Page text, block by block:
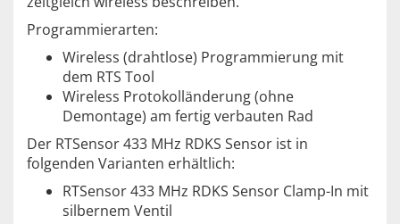
Programmierarten:
Wireless (drahtlose) Programmierung mit
dem RTS Tool
Wireless Protokolländerung (ohne
Demontage) am fertig verbauten Rad
Der RTSensor 433 MHz RDKS Sensor ist in
folgenden Varianten erhältlich:
RTSensor 433 MHz RDKS Sensor Clamp-In mit
silbernem Ventil